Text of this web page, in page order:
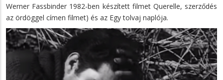
Werner Fassbinder 1982-ben készített filmet Querelle, szerződés
az ördöggel címen filmet) és az Egy tolvaj naplója.